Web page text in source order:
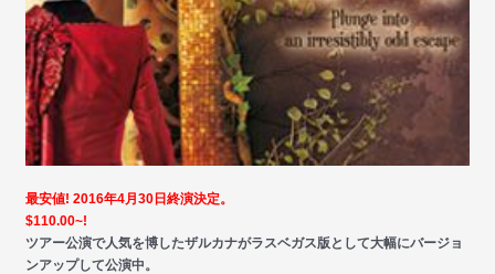
最安値! 2016年4月30日終演決定。
$110.00~!
ツアー公演で人気を博したザルカナがラスベガス版として大幅にバージョ
ンアップして公演中。